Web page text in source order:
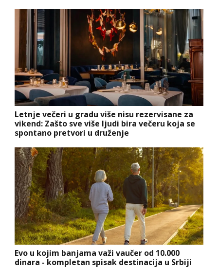
Letnje večeri u gradu više nisu rezervisane za
vikend: Zašto sve više ljudi bira večeru koja se
spontano pretvori u druženje
Evo u kojim banjama važi vaučer od 10.000
dinara - kompletan spisak destinacija u Srbiji